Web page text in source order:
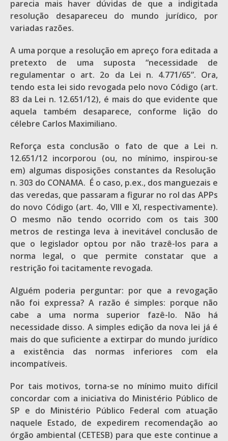
parecia mais haver dúvidas de que a indigitada
resolução desapareceu do mundo jurídico, por
variadas razões.
A uma porque a resolução em apreço fora editada a
pretexto de uma suposta “necessidade de
regulamentar o art. 2o da Lei n. 4.771/65”. Ora,
tendo esta lei sido revogada pelo novo Código (art.
83 da Lei n. 12.651/12), é mais do que evidente que
aquela também desaparece, conforme lição do
célebre Carlos Maximiliano.
Reforça esta conclusão o fato de que a Lei n.
12.651/12 incorporou (ou, no mínimo, inspirou-se
em) algumas disposições constantes da Resolução
n. 303 do CONAMA. É o caso, p.ex., dos manguezais e
das veredas, que passaram a figurar no rol das APPs
do novo Código (art. 4o, VIII e XI, respectivamente).
O mesmo não tendo ocorrido com os tais 300
metros de restinga leva à inevitável conclusão de
que o legislador optou por não trazê-los para a
norma legal, o que permite constatar que a
restrição foi tacitamente revogada.
Alguém poderia perguntar: por que a revogação
não foi expressa? A razão é simples: porque não
cabe a uma norma superior fazê-lo. Não há
necessidade disso. A simples edição da nova lei já é
mais do que suficiente a extirpar do mundo jurídico
a existência das normas inferiores com ela
incompatíveis.
Por tais motivos, torna-se no mínimo muito difícil
concordar com a iniciativa do Ministério Público de
SP e do Ministério Público Federal com atuação
naquele Estado, de expedirem recomendação ao
órgão ambiental (CETESB) para que este continue a